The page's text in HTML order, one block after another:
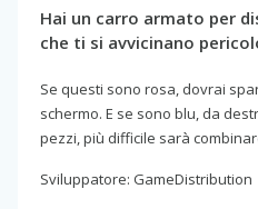
Hai un carro armato per
che ti si avvicinano
Se questi sono rosa, dovrai
schermo. E se sono blu, da
pezzi, più difficile sarà
Sviluppatore: GameDistribution